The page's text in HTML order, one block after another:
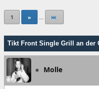
1 » ...
Tikt Front Single Grill an der
Molle